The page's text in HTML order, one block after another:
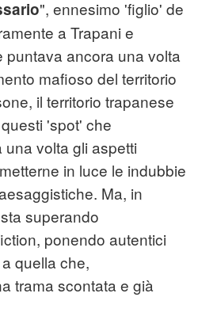
", ennesimo 'figlio' de
a Trapani e
puntava ancora una volta
mafioso del territorio
il territorio trapanese
'spot' che
volta gli aspetti
in luce le indubbie
Ma, in
superando
ponendo autentici
quella che,
trama scontata e già